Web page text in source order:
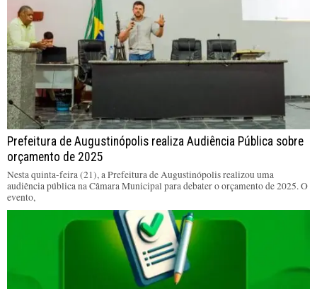
Prefeitura de Augustinópolis realiza Audiência Pública sobre
orçamento de 2025
Nesta quinta-feira (21), a Prefeitura de Augustinópolis realizou uma
audiência pública na Câmara Municipal para debater o orçamento de 2025. O
evento,